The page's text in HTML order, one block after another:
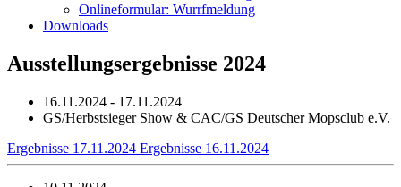
Onlineformular: Wurrfmeldung
Downloads
Ausstellungsergebnisse 2024
16.11.2024 - 17.11.2024
GS/Herbstsieger Show & CAC/GS Deutscher Mopsclub e.V.
Ergebnisse 17.11.2024 Ergebnisse 16.11.2024